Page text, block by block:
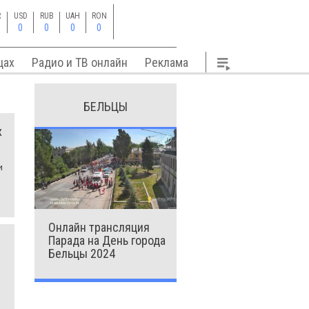
USD
0
RUB
0
UAH
0
RON
0
Радио и ТВ онлайн Реклама
БЕЛЬЦЫ
Онлайн трансляция
Парада на День города
Бельцы 2024